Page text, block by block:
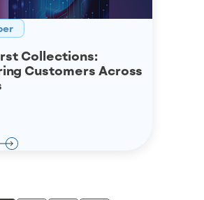
Collections:
Customers Across